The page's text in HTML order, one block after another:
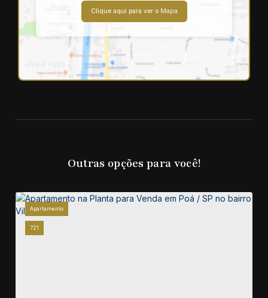
Clique aqui para ver o Mapa
Outras opções para você!
721
Apartamento